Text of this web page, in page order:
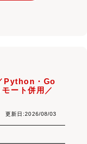
Python・Go
ート併用／
更新日:2026/08/03